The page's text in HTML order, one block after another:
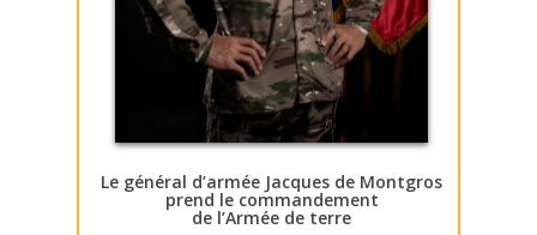
Le général d’armée Jacques de Montgros
prend le commandement
de l’Armée de terre